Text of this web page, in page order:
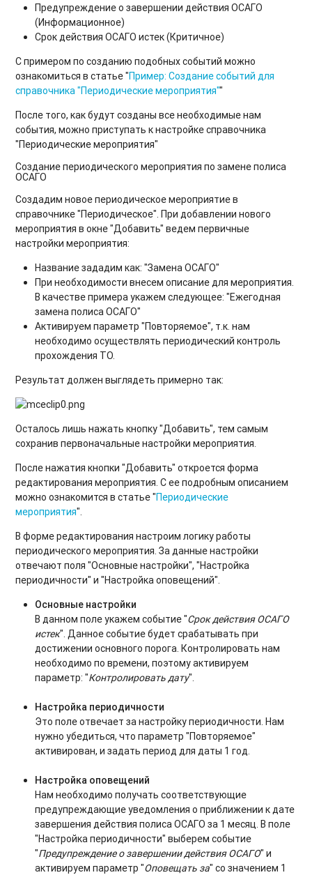
Предупреждение о завершении действия ОСАГО
(Информационное)
Срок действия ОСАГО истек (Критичное)
С примером по созданию подобных событий можно
ознакомиться в статье "Пример: Создание событий для
справочника "Периодические мероприятия""
После того, как будут созданы все необходимые нам
события, можно приступать к настройке справочника
"Периодические мероприятия"
Создание периодического мероприятия по замене полиса
ОСАГО
Создадим новое периодическое мероприятие в
справочнике "Периодическое". При добавлении нового
мероприятия в окне "Добавить" ведем первичные
настройки мероприятия:
Название зададим как: "Замена ОСАГО"
При необходимости внесем описание для мероприятия.
В качестве примера укажем следующее: "Ежегодная
замена полиса ОСАГО"
Активируем параметр "Повторяемое", т.к. нам
необходимо осуществлять периодический контроль
прохождения ТО.
Результат должен выглядеть примерно так:
Осталось лишь нажать кнопку "Добавить", тем самым
сохранив первоначальные настройки мероприятия.
После нажатия кнопки "Добавить" откроется форма
редактирования мероприятия. С ее подробным описанием
можно ознакомится в статье "Периодические
мероприятия".
В форме редактирования настроим логику работы
периодического мероприятия. За данные настройки
отвечают поля "Основные настройки", "Настройка
периодичности" и "Настройка оповещений".
Основные настройки
В данном поле укажем событие "Срок действия ОСАГО
истек". Данное событие будет срабатывать при
достижении основного порога. Контролировать нам
необходимо по времени, поэтому активируем
параметр: "Контролировать дату".
Настройка периодичности
Это поле отвечает за настройку периодичности. Нам
нужно убедиться, что параметр "Повторяемое"
активирован, и задать период для даты 1 год.
Настройка оповещений
Нам необходимо получать соответствующие
предупреждающие уведомления о приближении к дате
завершения действия полиса ОСАГО за 1 месяц. В поле
"Настройка периодичности" выберем событие
"Предупреждение о завершении действия ОСАГО" и
активируем параметр "Оповещать за" со значением 1